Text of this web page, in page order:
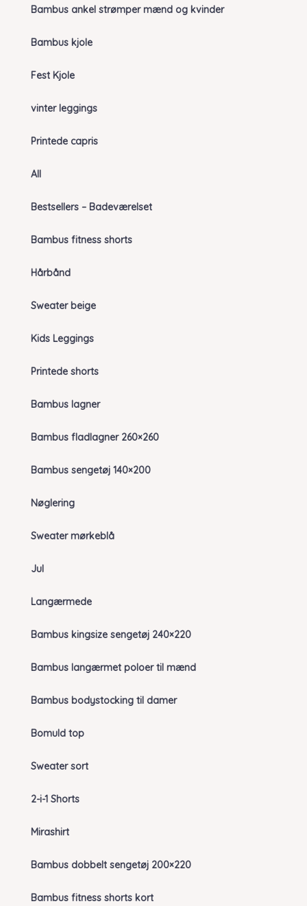
Bambus ankel strømper mænd og kvinder
Bambus kjole
Fest Kjole
vinter leggings
Printede capris
All
Bestsellers – Badeværelset
Bambus fitness shorts
Hårbånd
Sweater beige
Kids Leggings
Printede shorts
Bambus lagner
Bambus fladlagner 260×260
Bambus sengetøj 140×200
Nøglering
Sweater mørkeblå
Jul
Langærmede
Bambus kingsize sengetøj 240×220
Bambus langærmet poloer til mænd
Bambus bodystocking til damer
Bomuld top
Sweater sort
2-i-1 Shorts
Mirashirt
Bambus dobbelt sengetøj 200×220
Bambus fitness shorts kort